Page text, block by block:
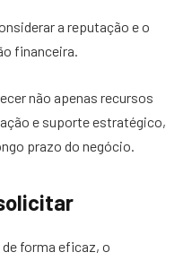
a reputação e o
financeira.
não apenas recursos
e suporte estratégico,
prazo do negócio.
forma eficaz, o